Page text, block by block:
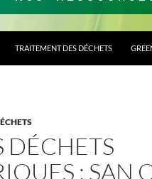
TRAITEMENT DES DÉCHETS
DÉCHETS
: SAN